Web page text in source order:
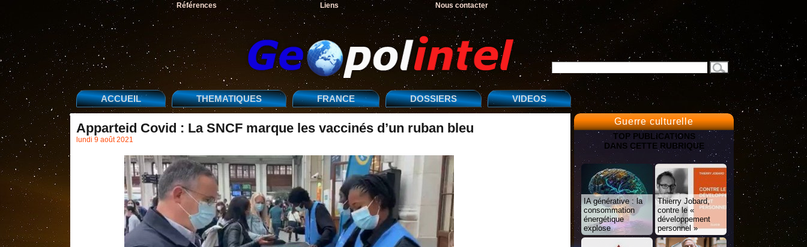
Références Liens Nous contacter
ACCUEIL THEMATIQUES FRANCE DOSSIERS VIDEOS
Apparteid Covid : La SNCF marque les vaccinés d’un ruban bleu
lundi 9 août 2021
Guerre culturelle
TOP PUBLICATIONS
DANS CETTE RUBRIQUE
IA générative : la
consommation
énergétique
explose
Thierry Jobard,
contre le «
développement
personnel »